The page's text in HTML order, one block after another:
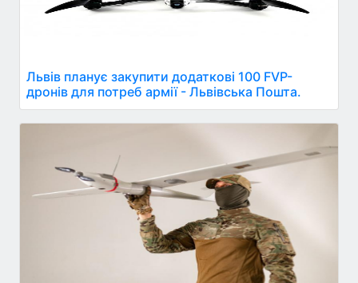
Львів планує закупити додаткові 100 FVP-
дронів для потреб армії - Львівська Пошта.